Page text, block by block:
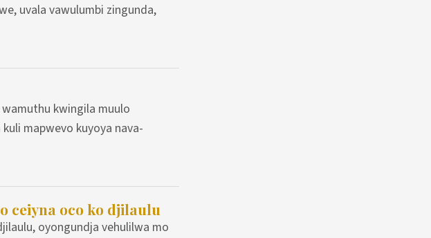
uvala vawulumbi zingunda,
kwingila muulo
mapwevo kuyoya nava-
ceiyna oco ko djilaulu
oyongundja vehulilwa mo